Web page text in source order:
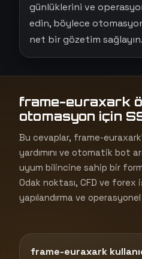
günlüklerini ve
edin, böylece
net bir gözetim sağlayın.
frame-euraxark
otomasyon için
Bu cevaplar, frame-
yardımını ve otomatik bot
uyum bilincine sahip bir
Odak noktası, CFD ve forex
yapılandırma ve operasyonel
frame-euraxark